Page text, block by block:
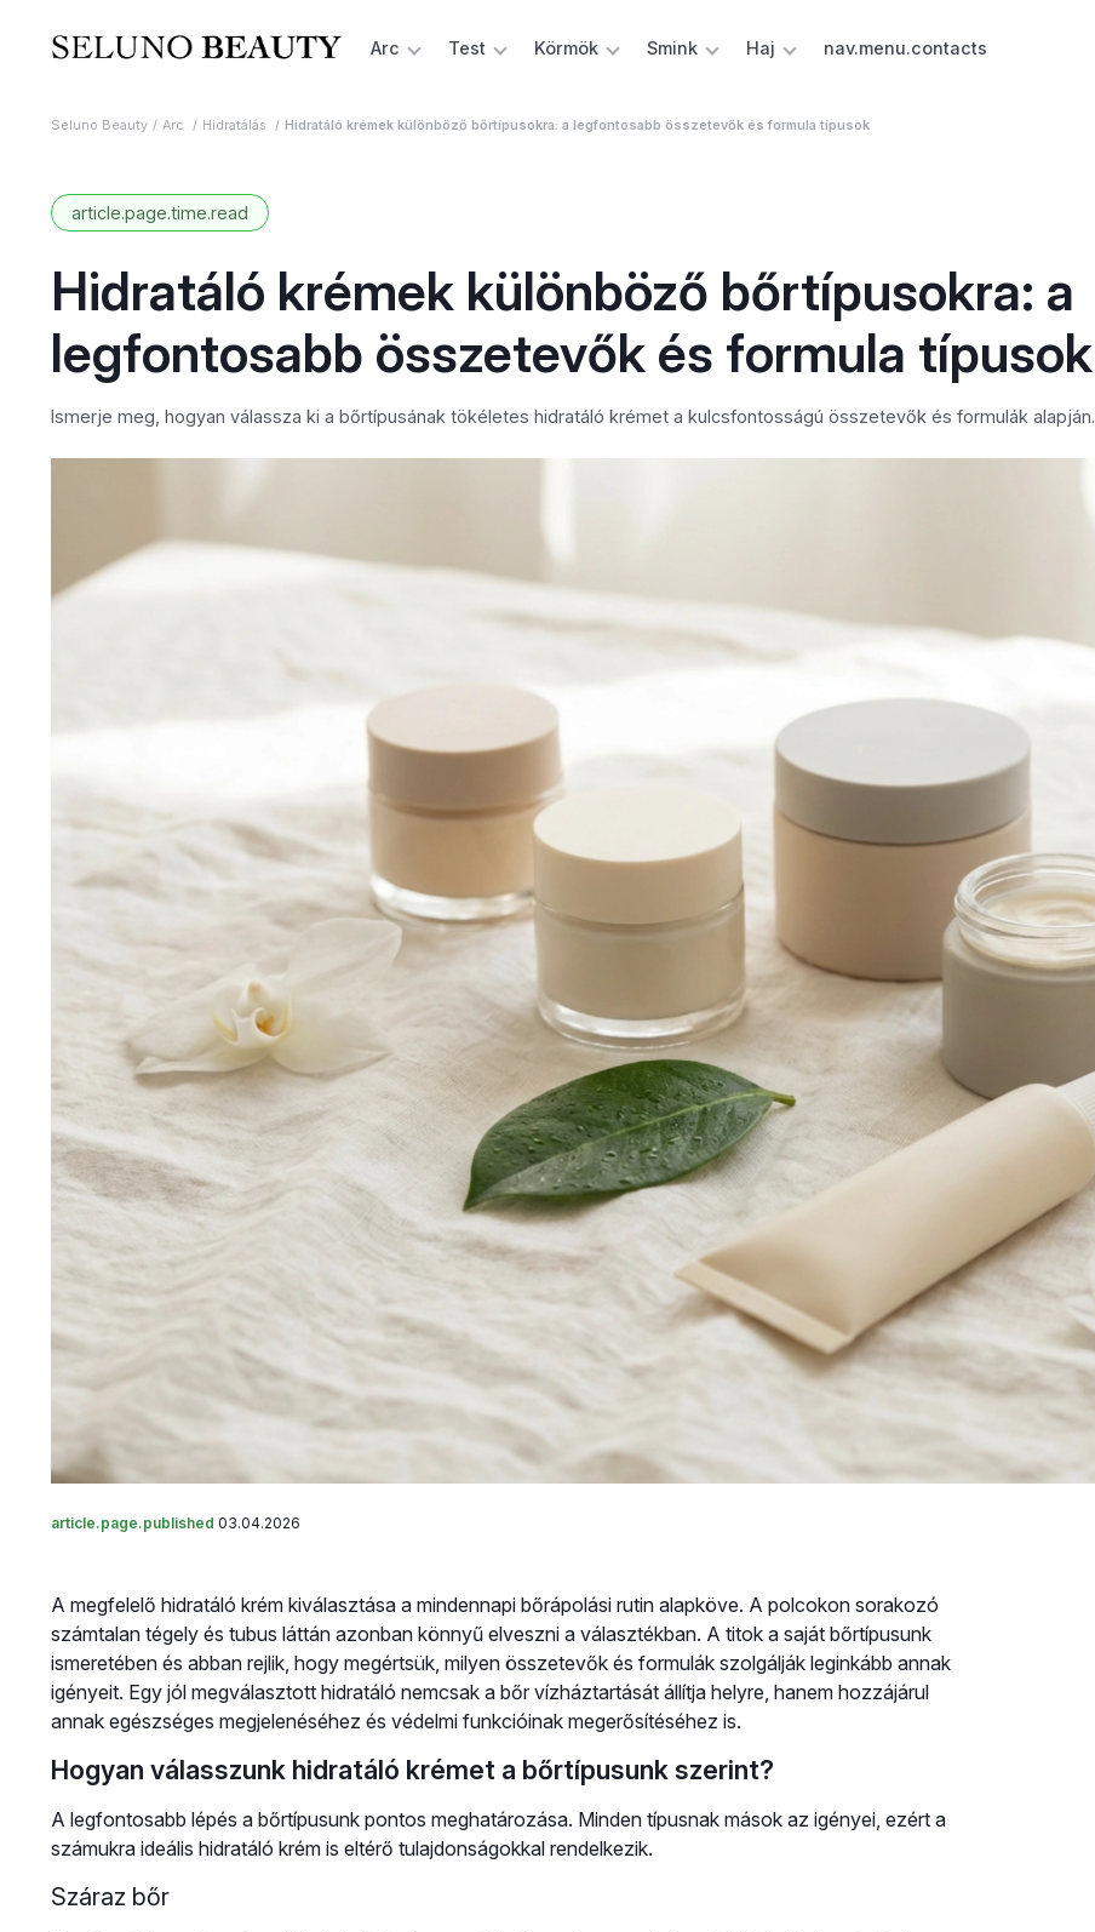
Arc Test Körmök Smink Haj nav.menu.contacts
Seluno Beauty Arc Hidratálás Hidratáló krémek különböző bőrtípusokra: a legfontosabb összetevők és formula típusok
article.page.time.read
Hidratáló krémek különböző bőrtípusokra: a
legfontosabb összetevők és formula típusok
Ismerje meg, hogyan válassza ki a bőrtípusának tökéletes hidratáló krémet a kulcsfontosságú összetevők és formulák alapján.
article.page.published 03.04.2026
A megfelelő hidratáló krém kiválasztása a mindennapi bőrápolási rutin alapköve. A polcokon sorakozó
számtalan tégely és tubus láttán azonban könnyű elveszni a választékban. A titok a saját bőrtípusunk
ismeretében és abban rejlik, hogy megértsük, milyen összetevők és formulák szolgálják leginkább annak
igényeit. Egy jól megválasztott hidratáló nemcsak a bőr vízháztartását állítja helyre, hanem hozzájárul
annak egészséges megjelenéséhez és védelmi funkcióinak megerősítéséhez is.
Hogyan válasszunk hidratáló krémet a bőrtípusunk szerint?
A legfontosabb lépés a bőrtípusunk pontos meghatározása. Minden típusnak mások az igényei, ezért a
számukra ideális hidratáló krém is eltérő tulajdonságokkal rendelkezik.
Száraz bőr